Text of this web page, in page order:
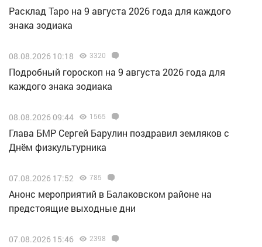
Расклад Таро на 9 августа 2026 года для каждого
знака зодиака
08.08.2026 10:18 3320
Подробный гороскоп на 9 августа 2026 года для
каждого знака зодиака
08.08.2026 09:44 1565
Глава БМР Сергей Барулин поздравил земляков с
Днём физкультурника
07.08.2026 17:52 785
Анонс мероприятий в Балаковском районе на
предстоящие выходные дни
07.08.2026 15:46 2398